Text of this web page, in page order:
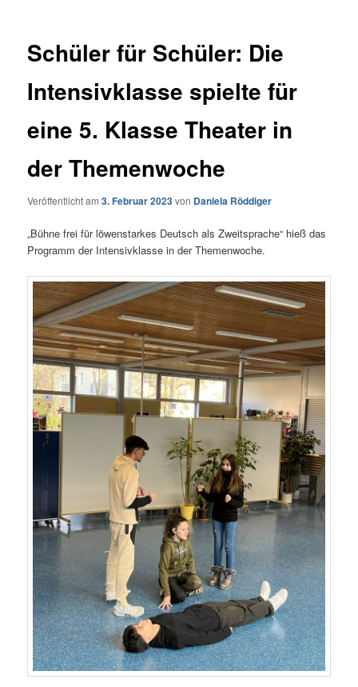
Schüler für Schüler: Die
Intensivklasse spielte für
eine 5. Klasse Theater in
der Themenwoche
Veröffentlicht am3. Februar 2023von Daniela Röddiger
„Bühne frei für löwenstarkes Deutsch als Zweitsprache“ hieß das
Programm der Intensivklasse in der Themenwoche.